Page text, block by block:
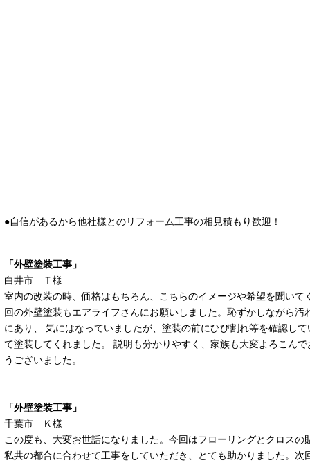
●自信があるから他社様とのリフォーム工事の相見積もり歓迎！
「外壁塗装工事」
白井市 Ｔ様
室内の改装の時、価格はもちろん、こちらのイメージや希望を聞いて
回の外壁塗装もエアライフさんにお願いしました。恥ずかしながら汚
にあり、 気にはなっていましたが、塗装の前にひび割れ等を確認し
て塗装してくれました。 説明も分かりやすく、家族も大変よろこん
うございました。
「外壁塗装工事」
千葉市 Ｋ様
この度も、大変お世話になりました。今回はフローリングとクロスの
私共の都合に合わせて工事をしていただき、とても助かりました。次